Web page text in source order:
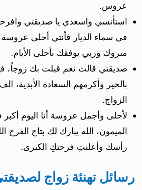
عروس.
استأنسي واسعدي يا صديقتي
في سماء الديار فأنتي أحلى
مبروك وربي يوفقك بأحلى الأيام.
صديقتي قالت نعم قبلت بك زوجاً،
بالخير وأكرمهم السعادة الأبدية،
الزواج.
لأحلى وأجمل عروسة أنا اليوم أكبر
الميمون، الله يبارك لك بتاج الفرح
رأسك وأعلنتِ فرحتكِ الكبرى.
رسائل تهنئة زواج